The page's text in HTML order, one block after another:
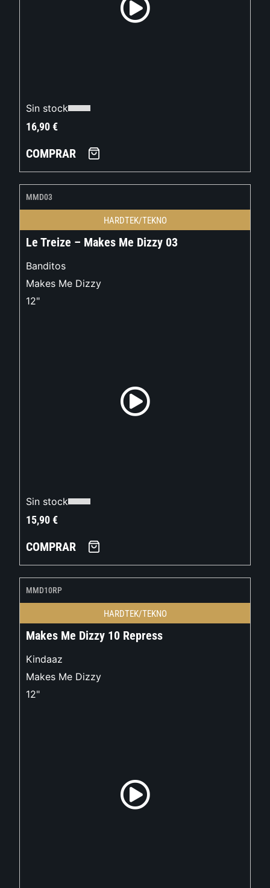
Sin stock
16,90€
COMPRAR
MMD03
HARDTEK/TEKNO
Le Treize – Makes Me Dizzy 03
Banditos
Makes Me Dizzy
12"
Sin stock
15,90€
COMPRAR
MMD10RP
HARDTEK/TEKNO
Makes Me Dizzy 10 Repress
Kindaaz
Makes Me Dizzy
12"